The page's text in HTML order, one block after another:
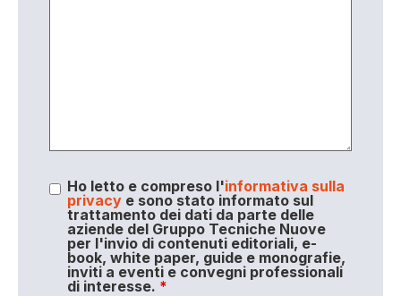
Ho letto e compreso l'informativa sulla
privacye sono stato informato sul
trattamento dei dati da parte delle
aziende del Gruppo Tecniche Nuove
per l'invio di contenuti editoriali, e-
book, white paper, guide e monografie,
inviti a eventi e convegni professionali
di interesse. *